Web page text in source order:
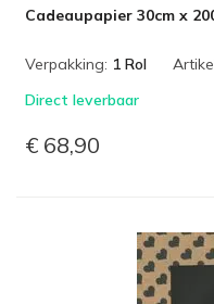
Cadeaupapier 30cm x
Verpakking: 1 Rol
Direct leverbaar
€ 68,90